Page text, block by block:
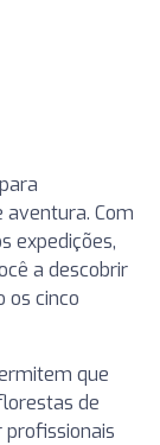
aventura. Com
expedições,
a descobrir
os cinco
que
de